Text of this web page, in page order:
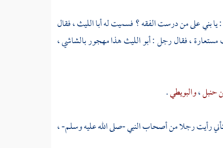
يا بني على من درست الفقه ؟ فسميت لهأبا الليث، فقال
مستعارة ، فقال رجل :أبو الليثهذا مهجور بالشاشي ،
حنبل،والبويطي.
رأيت رجلا من أصحاب النبي -صلى الله عليه وسلم- ،